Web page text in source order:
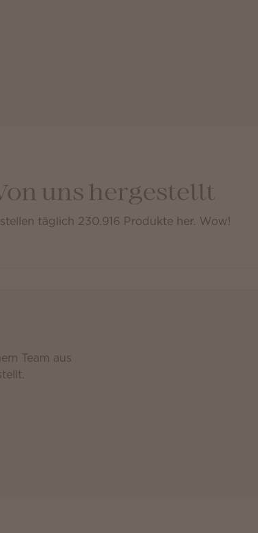
uns hergestellt
täglich 230.916 Produkte her. Wow!
Team aus